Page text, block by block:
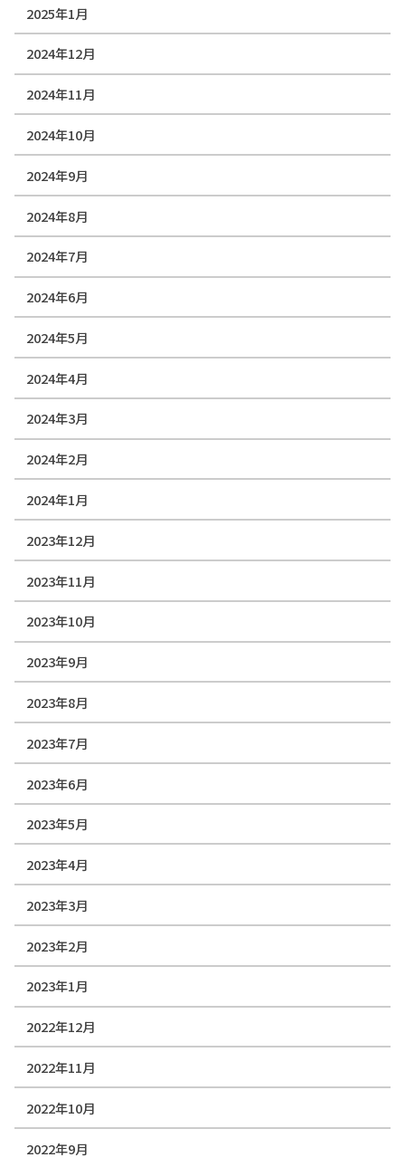
2025年1月
2024年12月
2024年11月
2024年10月
2024年9月
2024年8月
2024年7月
2024年6月
2024年5月
2024年4月
2024年3月
2024年2月
2024年1月
2023年12月
2023年11月
2023年10月
2023年9月
2023年8月
2023年7月
2023年6月
2023年5月
2023年4月
2023年3月
2023年2月
2023年1月
2022年12月
2022年11月
2022年10月
2022年9月